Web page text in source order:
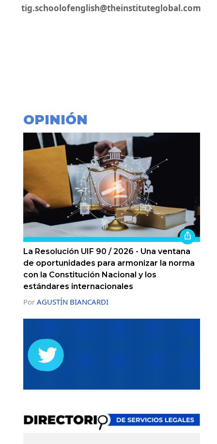
tig.schoolofenglish@theinstituteglobal.com
OPINIÓN
La Resolución UIF 90 / 2026 - Una ventana
de oportunidades para armonizar la norma
con la Constitución Nacional y los
estándares internacionales
Por AGUSTÍN BIANCARDI